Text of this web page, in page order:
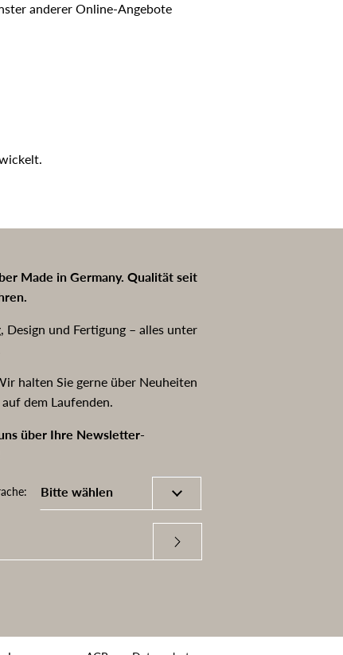
anderer Online-Angebote
Made in Germany. Qualität seit
Design und Fertigung – alles unter
halten Sie gerne über Neuheiten
dem Laufenden.
über Ihre Newsletter-